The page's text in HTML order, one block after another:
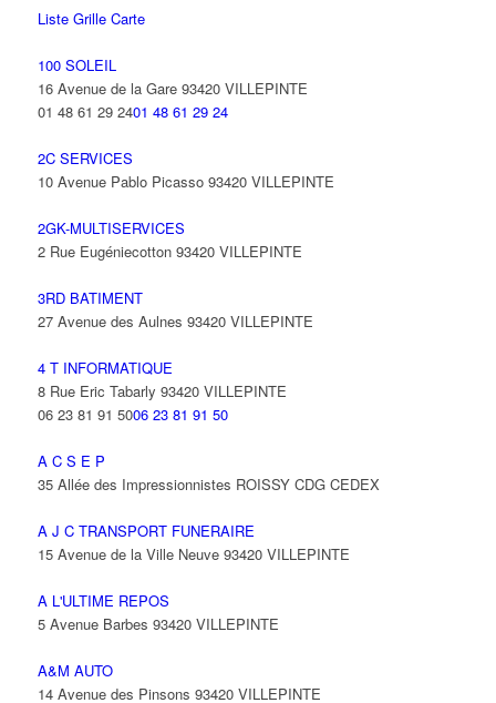
Liste Grille Carte
100 SOLEIL
16 Avenue de la Gare 93420 VILLEPINTE
01 48 61 29 2401 48 61 29 24
2C SERVICES
10 Avenue Pablo Picasso 93420 VILLEPINTE
2GK-MULTISERVICES
2 Rue Eugéniecotton 93420 VILLEPINTE
3RD BATIMENT
27 Avenue des Aulnes 93420 VILLEPINTE
4 T INFORMATIQUE
8 Rue Eric Tabarly 93420 VILLEPINTE
06 23 81 91 5006 23 81 91 50
A C S E P
35 Allée des Impressionnistes ROISSY CDG CEDEX
A J C TRANSPORT FUNERAIRE
15 Avenue de la Ville Neuve 93420 VILLEPINTE
A L'ULTIME REPOS
5 Avenue Barbes 93420 VILLEPINTE
A&M AUTO
14 Avenue des Pinsons 93420 VILLEPINTE